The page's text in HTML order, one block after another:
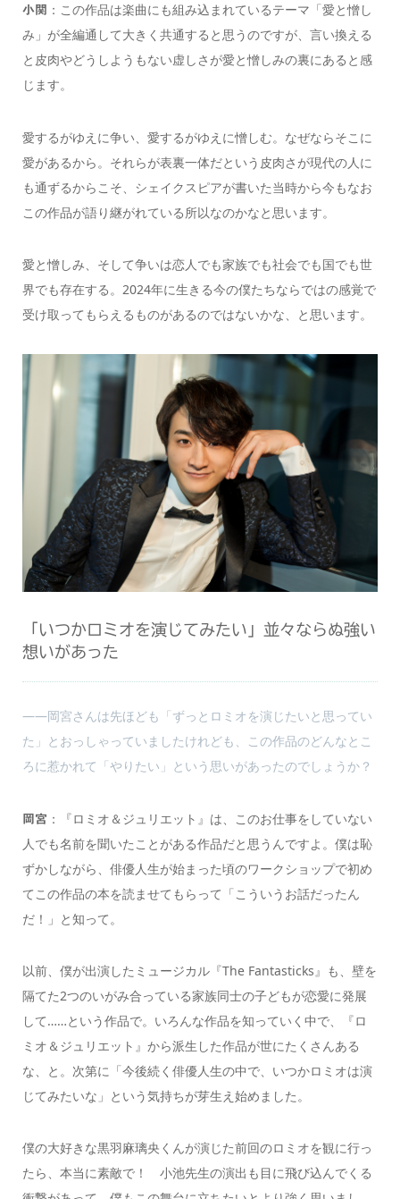
小関 ：この作品は楽曲にも組み込まれているテーマ「愛と憎し
み」が全編通して大きく共通すると思うのですが、言い換える
と皮肉やどうしようもない虚しさが愛と憎しみの裏にあると感
じます。
愛するがゆえに争い、愛するがゆえに憎しむ。なぜならそこに
愛があるから。それらが表裏一体だという皮肉さが現代の人に
も通ずるからこそ、シェイクスピアが書いた当時から今もなお
この作品が語り継がれている所以なのかなと思います。
愛と憎しみ、そして争いは恋人でも家族でも社会でも国でも世
界でも存在する。2024年に生きる今の僕たちならではの感覚で
受け取ってもらえるものがあるのではないかな、と思います。
「いつかロミオを演じてみたい」並々ならぬ強い
想いがあった
――岡宮さんは先ほども「ずっとロミオを演じたいと思ってい
た」とおっしゃっていましたけれども、この作品のどんなとこ
ろに惹かれて「やりたい」という思いがあったのでしょうか？
岡宮 ：『ロミオ＆ジュリエット』は、このお仕事をしていない
人でも名前を聞いたことがある作品だと思うんですよ。僕は恥
ずかしながら、俳優人生が始まった頃のワークショップで初め
てこの作品の本を読ませてもらって「こういうお話だったん
だ！」と知って。
以前、僕が出演したミュージカル『The Fantasticks』も、壁を
隔てた2つのいがみ合っている家族同士の子どもが恋愛に発展
して……という作品で。いろんな作品を知っていく中で、『ロ
ミオ＆ジュリエット』から派生した作品が世にたくさんある
な、と。次第に「今後続く俳優人生の中で、いつかロミオは演
じてみたいな」という気持ちが芽生え始めました。
僕の大好きな黒羽麻璃央くんが演じた前回のロミオを観に行っ
たら、本当に素敵で！ 小池先生の演出も目に飛び込んでくる